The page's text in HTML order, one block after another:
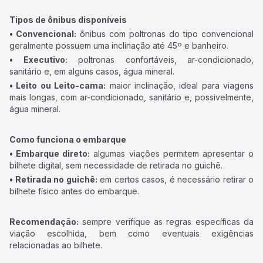
Tipos de ônibus disponíveis
• Convencional: ônibus com poltronas do tipo convencional
geralmente possuem uma inclinação até 45º e banheiro.
• Executivo: poltronas confortáveis, ar-condicionado,
sanitário e, em alguns casos, água mineral.
• Leito ou Leito-cama: maior inclinação, ideal para viagens
mais longas, com ar-condicionado, sanitário e, possivelmente,
água mineral.
Como funciona o embarque
• Embarque direto: algumas viações permitem apresentar o
bilhete digital, sem necessidade de retirada no guichê.
• Retirada no guichê: em certos casos, é necessário retirar o
bilhete físico antes do embarque.
Recomendação: sempre verifique as regras específicas da
viação escolhida, bem como eventuais exigências
relacionadas ao bilhete.